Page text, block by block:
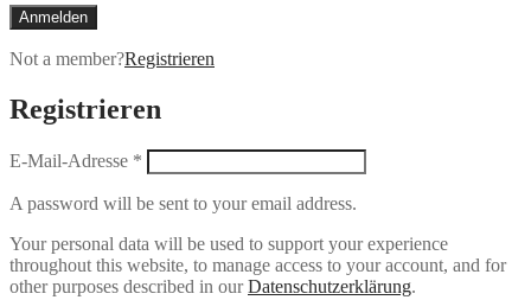
Anmelden
Not a member?Registrieren
Registrieren
E-Mail-Adresse *
A password will be sent to your email address.
Your personal data will be used to support your experience
throughout this website, to manage access to your account, and for
other purposes described in ourDatenschutzerklärung.